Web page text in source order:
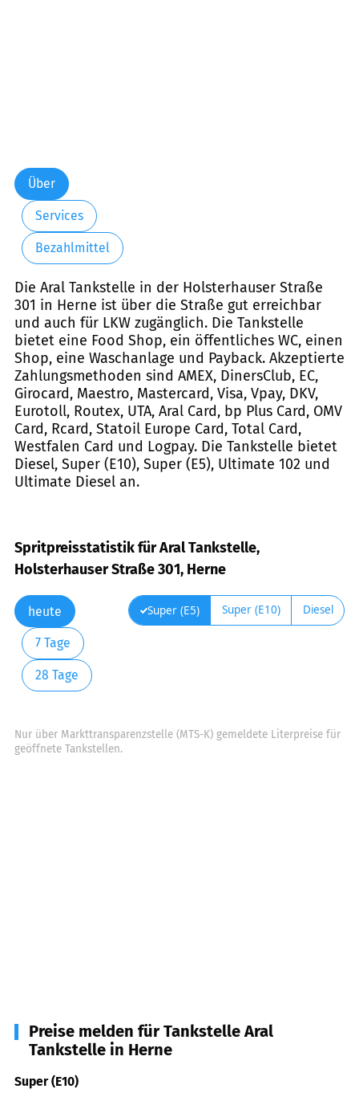
Über
Services
Bezahlmittel
Die Aral Tankstelle in der Holsterhauser Straße
301 in Herne ist über die Straße gut erreichbar
und auch für LKW zugänglich. Die Tankstelle
bietet eine Food Shop, ein öffentliches WC, einen
Shop, eine Waschanlage und Payback. Akzeptierte
Zahlungsmethoden sind AMEX, DinersClub, EC,
Girocard, Maestro, Mastercard, Visa, Vpay, DKV,
Eurotoll, Routex, UTA, Aral Card, bp Plus Card, OMV
Card, Rcard, Statoil Europe Card, Total Card,
Westfalen Card und Logpay. Die Tankstelle bietet
Diesel, Super (E10), Super (E5), Ultimate 102 und
Ultimate Diesel an.
Spritpreisstatistik für Aral Tankstelle,
Holsterhauser Straße 301, Herne
heute
7 Tage
28 Tage
Super (E5) Super (E10) Diesel
Nur über Markttransparenzstelle (MTS-K) gemeldete Literpreise für
geöffnete Tankstellen.
Preise melden für Tankstelle Aral
Tankstelle in Herne
Super (E10)